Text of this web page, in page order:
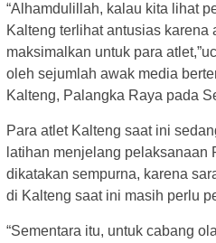
“Alhamdulillah, kalau kita lihat
Kalteng terlihat antusias karena
maksimalkan untuk para
oleh sejumlah awak media
Kalteng, Palangka Raya pada
Para atlet Kalteng saat ini
latihan menjelang pelaksanaan
dikatakan sempurna, karena
di Kalteng saat ini masih perlu
“Sementara itu, untuk cabang